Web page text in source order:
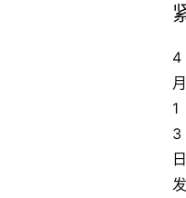
4
月
1
3
日
发